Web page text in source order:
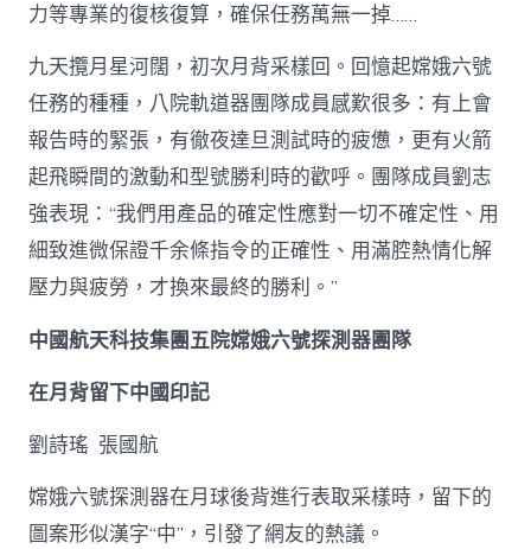
力等專業的復核復算，確保任務萬無一掉……
九天攬月星河闊，初次月背采樣回。回憶起嫦娥六號
任務的種種，八院軌道器團隊成員感歎很多：有上會
報告時的緊張，有徹夜達旦測試時的疲憊，更有火箭
起飛瞬間的激動和型號勝利時的歡呼。團隊成員劉志
強表現：“我們用產品的確定性應對一切不確定性、用
細致進微保證千余條指令的正確性、用滿腔熱情化解
壓力與疲勞，才換來最終的勝利。”
中國航天科技集團五院嫦娥六號探測器團隊
在月背留下中國印記
劉詩瑤 張國航
嫦娥六號探測器在月球後背進行表取采樣時，留下的
圖案形似漢字“中”，引發了網友的熱議。